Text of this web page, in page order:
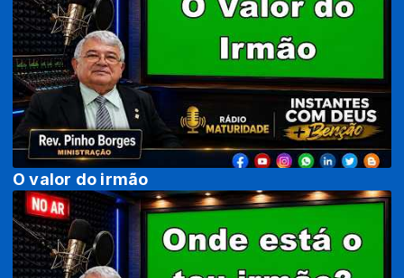
O valor do irmão